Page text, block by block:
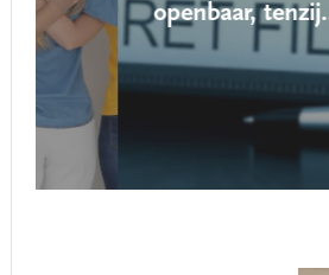
openbaar, tenzij…’